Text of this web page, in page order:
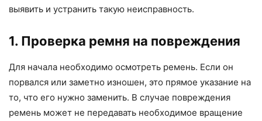
выявить и устранить такую неисправность.
1. Проверка ремня на повреждения
Для начала необходимо осмотреть ремень. Если он
порвался или заметно изношен, это прямое указание на
то, что его нужно заменить. В случае повреждения
ремень может не передавать необходимое вращение